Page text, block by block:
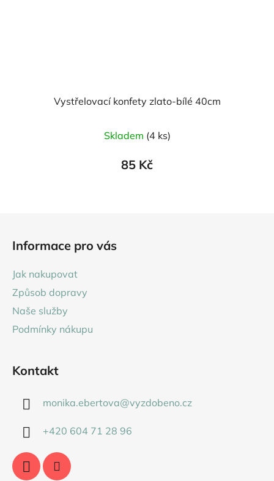
Vystřelovací konfety zlato-bílé 40cm
Skladem (4 ks)
85 Kč
Informace pro vás
Jak nakupovat
Způsob dopravy
Naše služby
Podmínky nákupu
Kontakt
monika.ebertova@vyzdobeno.cz
+420 604 71 28 96